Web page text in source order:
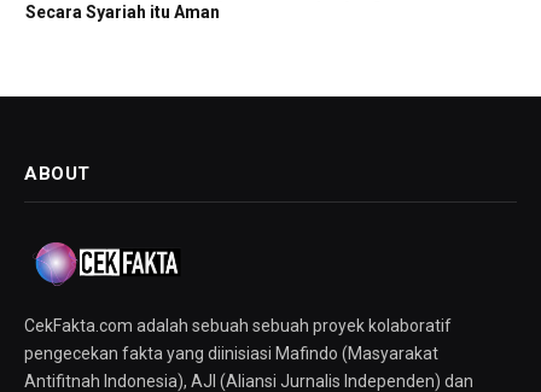
Secara Syariah itu Aman
ABOUT
CekFakta.com adalah sebuah sebuah proyek kolaboratif
pengecekan fakta yang diinisiasi Mafindo (Masyarakat
Antifitnah Indonesia), AJI (Aliansi Jurnalis Independen) dan